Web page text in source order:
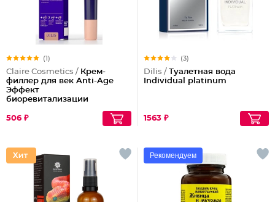
(1)
Claire Cosmetics / Крем-
филлер для век Anti-Age
Эффект
биоревитализации
506 ₽
(3)
Dilis / Туалетная вода
Individual platinum
1563 ₽
Рекомендуем